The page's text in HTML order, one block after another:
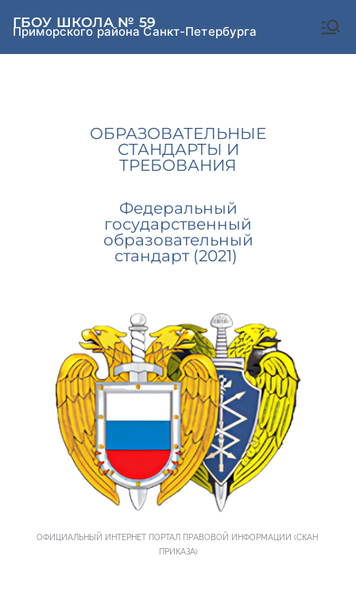
ГБОУ ШКОЛА № 59
Приморского района Санкт-Петербурга
ОБРАЗОВАТЕЛЬНЫЕ
СТАНДАРТЫ И
ТРЕБОВАНИЯ
Федеральный
государственный
образовательный
стандарт (2021)
ОФИЦИАЛЬНЫЙ ИНТЕРНЕТ ПОРТАЛ ПРАВОВОЙ ИНФОРМАЦИИ (СКАН
ПРИКАЗА)